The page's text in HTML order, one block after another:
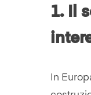
1. Il
In